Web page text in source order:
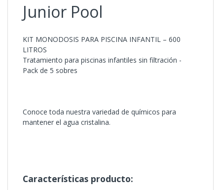
Junior Pool
KIT MONODOSIS PARA PISCINA INFANTIL – 600
LITROS
Tratamiento para piscinas infantiles sin filtración -
Pack de 5 sobres
Conoce toda nuestra variedad de químicos para
mantener el agua cristalina.
Características producto: